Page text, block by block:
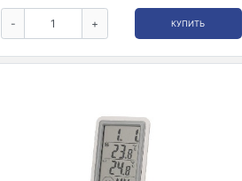
- + КУПИТЬ